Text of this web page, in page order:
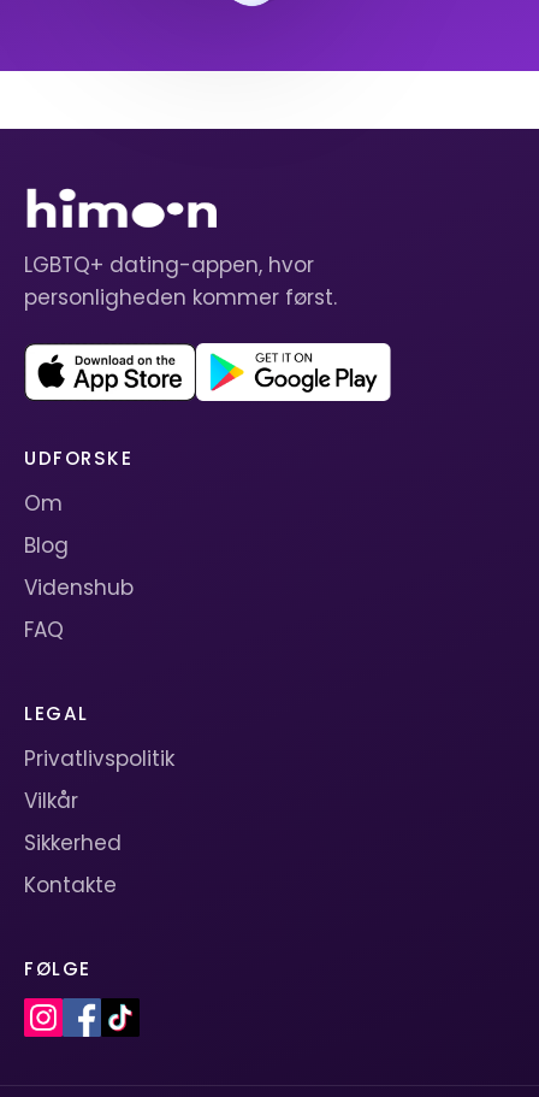
LGBTQ+ dating-appen, hvor
personligheden kommer først.
UDFORSKE
Om
Blog
Videnshub
FAQ
LEGAL
Privatlivspolitik
Vilkår
Sikkerhed
Kontakte
FØLGE